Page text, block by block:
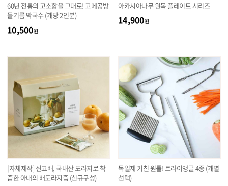
60년 전통의 고소함을 그대로! 고메공방
들기름 막국수 (개당 2인분)
10,500원
아카시아나무 원목 플레이트 시리즈
14,900원
[자체제작] 신고배, 국내산 도라지로 착
즙한 아내의 배도라지즙 (신규구성)
독일제 키친 원툴! 트라이앵글 4종 (개별
선택)